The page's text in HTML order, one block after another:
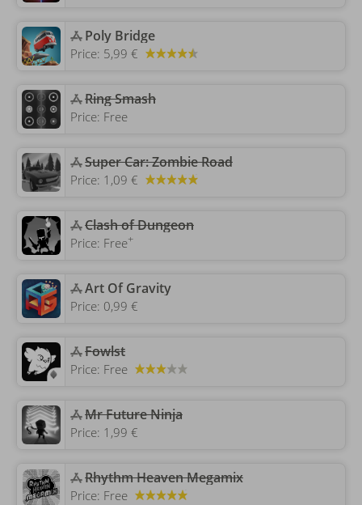
‎Poly Bridge
Price: 5,99 €
‎Ring Smash
Price: Free
‎Super Car: Zombie Road
Price: 1,09 €
‎Clash of Dungeon
Price: Free+
‎Art Of Gravity
Price: 0,99 €
‎Fowlst
Price: Free
‎Mr Future Ninja
Price: 1,99 €
Rhythm Heaven Megamix
Price: Free